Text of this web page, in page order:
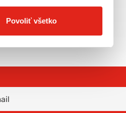
Povoliť všetko